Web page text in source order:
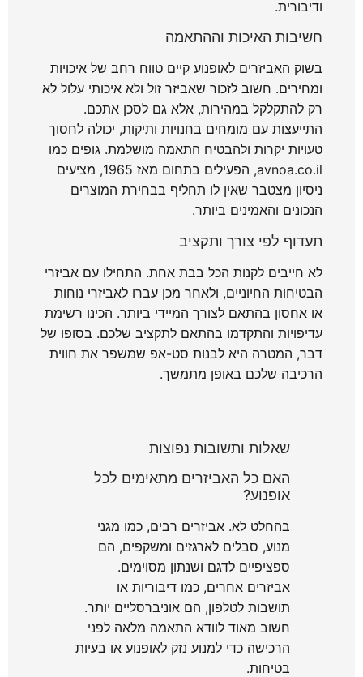
ודיבורית.
חשיבות האיכות וההתאמה
בשוק האביזרים לאופנוע קיים טווח רחב של איכויות
ומחירים. חשוב לזכור שאביזר זול ולא איכותי עלול לא
רק להתקלקל במהירות, אלא גם לסכן אתכם.
התייעצות עם מומחים בחנויות ותיקות, יכולה לחסוך
טעויות יקרות ולהבטיח התאמה מושלמת. גופים כמו
avnoa.co.il, הפעילים בתחום מאז 1965, מציעים
ניסיון מצטבר שאין לו תחליף בבחירת המוצרים
הנכונים והאמינים ביותר.
תעדוף לפי צורך ותקציב
לא חייבים לקנות הכל בבת אחת. התחילו עם אביזרי
הבטיחות החיוניים, ולאחר מכן עברו לאביזרי נוחות
או אחסון בהתאם לצורך המיידי ביותר. הכינו רשימת
עדיפויות והתקדמו בהתאם לתקציב שלכם. בסופו של
דבר, המטרה היא לבנות סט-אפ שמשפר את חווית
הרכיבה שלכם באופן מתמשך.
שאלות ותשובות נפוצות
האם כל האביזרים מתאימים לכל
אופנוע?
בהחלט לא. אביזרים רבים, כמו מגני
מנוע, סבלים לארגזים ומשקפים, הם
ספציפיים לדגם ושנתון מסוימים.
אביזרים אחרים, כמו דיבוריות או
תושבות לטלפון, הם אוניברסליים יותר.
חשוב מאוד לוודא התאמה מלאה לפני
הרכישה כדי למנוע נזק לאופנוע או בעיות
בטיחות.